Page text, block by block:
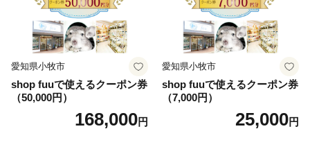
愛知県小牧市
shop fuuで使えるクーポン券
（50,000円）
168,000円
愛知県小牧市
shop fuuで使えるクーポン券
（7,000円）
25,000円